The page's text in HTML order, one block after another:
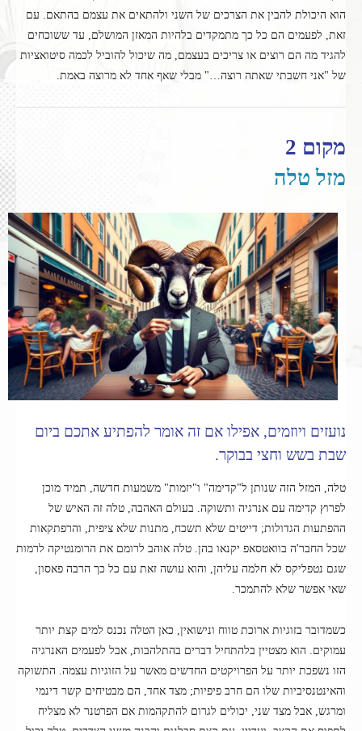
הוא היכולת להבין את הצרכים של השני ולהתאים את עצמם בהתאם. עם
זאת, לפעמים הם כל כך מתמקדים בלהיות המאזן המושלם, עד ששוכחים
להגיד מה הם רוצים או צריכים בעצמם, מה שיכול להוביל לכמה סיטואציות
של "אני חשבתי שאתה רוצה…" מבלי שאף אחד לא מרוצה באמת.
מקום 2
מזל טלה
נועזים ויוזמים, אפילו אם זה אומר להפתיע אתכם ביום
שבת בשש וחצי בבוקר.
טלה, המזל הזה שנותן ל"קדימה" ו"יזמות" משמעות חדשה, תמיד מוכן
לפרוץ קדימה עם אנרגיה ותשוקה. בעולם האהבה, טלה זה האיש של
ההפתעות הגדולות; דייטים שלא תשכח, מתנות שלא ציפית, והרפתקאות
שכל החבר'ה בוואטסאפ יקנאו בהן. טלה אוהב לרומם את הרומנטיקה לרמות
שגם נטפליקס לא חלמה עליהן, והוא עושה זאת עם כל כך הרבה פאסון,
שאי אפשר שלא להתמכר.
כשמדובר בזוגיות ארוכת טווח ונישואין, כאן הטלה נכנס למים קצת יותר
עמוקים. הוא מצטיין בלהתחיל דברים בהתלהבות, אבל לפעמים האנרגיה
הזו נשפכת יותר על הפרויקטים החדשים מאשר על הזוגיות עצמה. התשוקה
והאינטנסיביות שלו הם חרב פיפיות; מצד אחד, הם מבטיחים קשר דינמי
ומרגש, אבל מצד שני, יכולים לגרום להתקהמות אם הפרטנר לא מצליח